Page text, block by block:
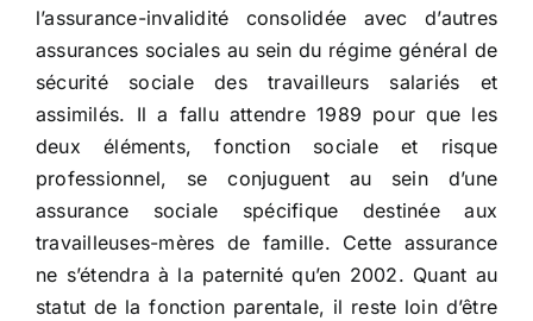
l’assurance-invalidité consolidée avec d’autres
assurances sociales au sein du régime général de
sécurité sociale des travailleurs salariés et
assimilés. Il a fallu attendre 1989 pour que les
deux éléments, fonction sociale et risque
professionnel, se conjuguent au sein d’une
assurance sociale spécifique destinée aux
travailleuses-mères de famille. Cette assurance
ne s’étendra à la paternité qu’en 2002. Quant au
statut de la fonction parentale, il reste loin d’être